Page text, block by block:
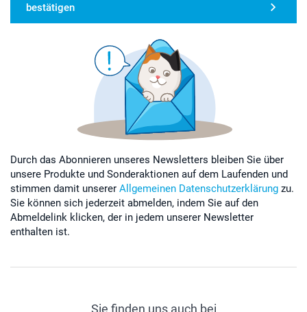
bestätigen
Durch das Abonnieren unseres Newsletters bleiben Sie über
unsere Produkte und Sonderaktionen auf dem Laufenden und
stimmen damit unserer Allgemeinen Datenschutzerklärung zu.
Sie können sich jederzeit abmelden, indem Sie auf den
Abmeldelink klicken, der in jedem unserer Newsletter
enthalten ist.